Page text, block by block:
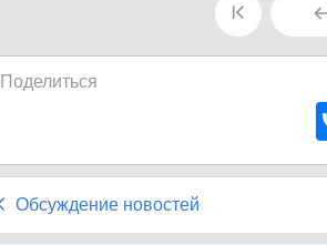
Поделиться
Обсуждение новостей